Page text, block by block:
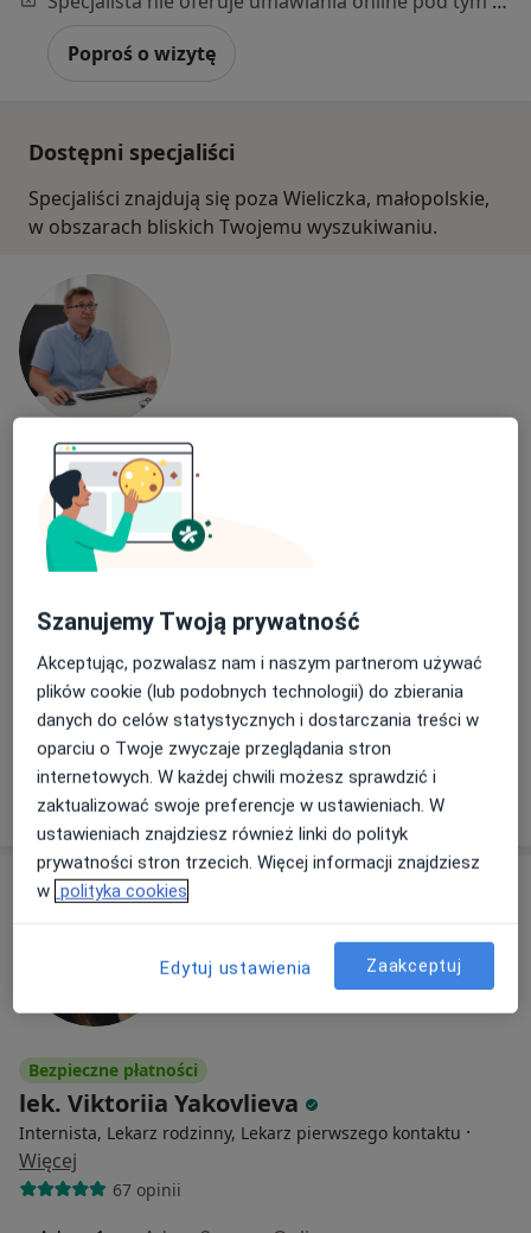
Poproś o wizytę
Dostępni specjaliści
Specjaliści znajdują się poza Wieliczka, małopolskie,
w obszarach bliskich Twojemu wyszukiwaniu.
lek. Piotr Puc
Internista, Lekarz medycyny pracy
1346 opinii
Adres 1
Badania na broń
Poproś o wizytę
Bezpieczne płatności
lek. Viktoriia Yakovlieva
Internista, Lekarz rodzinny, Lekarz pierwszego kontaktu ·
Więcej
67 opinii
Szanujemy Twoją prywatność
Akceptując, pozwalasz nam i naszym partnerom używać
plików cookie (lub podobnych technologii) do zbierania
danych do celów statystycznych i dostarczania treści w
oparciu o Twoje zwyczaje przeglądania stron
internetowych. W każdej chwili możesz sprawdzić i
zaktualizować swoje preferencje w ustawieniach. W
ustawieniach znajdziesz również linki do polityk
prywatności stron trzecich. Więcej informacji znajdziesz
w polityka cookies
Edytuj ustawienia Zaakceptuj